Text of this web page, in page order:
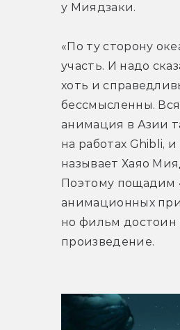
у Миядзаки.
«По ту сторону
участь. И надо
хоть и
бессмысленны.
анимация в Азии
на работах Ghibli,
называет Хаяо
Поэтому пощадим
анимационных
но фильм достоин
произведение.